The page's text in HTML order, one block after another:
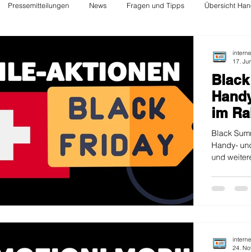
Pressemitteilungen News Fragen und Tipps Übersicht
zu Glasfasern Mobile-Abo Aktion Internet- Abos im Aktionspreis
im
Black
Handy-
und
17.
24.